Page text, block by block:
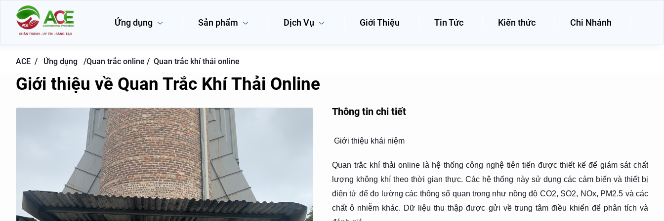
Ứng dụng Sản phẩm Dịch Vụ Giới Thiệu Tin Tức Kiến thức Chi Nhánh
ACE / Ứng dụng /Quan trắc online / Quan trắc khí thải online
Giới thiệu về Quan Trắc Khí Thải Online
Thông tin chi tiết
Giới thiệu khái niệm
Quan trắc khí thải online là hệ thống công nghệ tiên tiến được thiết kế để giám sát chất
lượng không khí theo thời gian thực. Các hệ thống này sử dụng các cảm biến và thiết bị
điện tử để đo lường các thông số quan trọng như nồng độ CO2, SO2, NOx, PM2.5 và các
chất ô nhiễm khác. Dữ liệu thu thập được gửi về trung tâm điều khiển để phân tích và